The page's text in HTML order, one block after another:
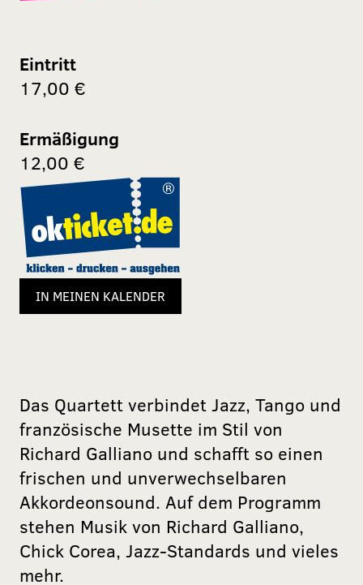
Eintritt
17,00 €
Ermäßigung
12,00 €
IN MEINEN KALENDER
Das Quartett verbindet Jazz, Tango und
französische Musette im Stil von
Richard Galliano und schafft so einen
frischen und unverwechselbaren
Akkordeonsound. Auf dem Programm
stehen Musik von Richard Galliano,
Chick Corea, Jazz-Standards und vieles
mehr.